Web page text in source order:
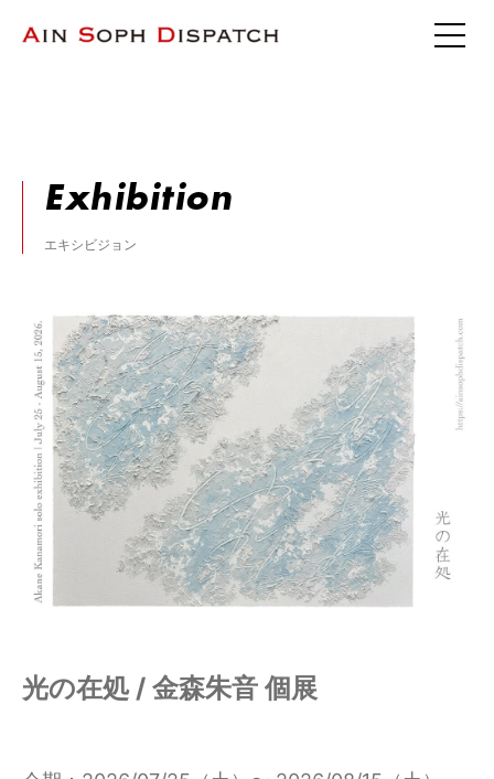
Exhibition
エキシビジョン
光の在処 / 金森朱音 個展